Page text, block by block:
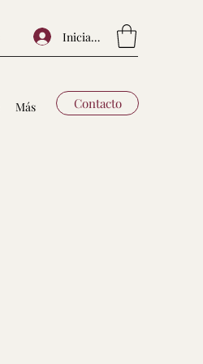
Iniciar sesión
Más Contacto